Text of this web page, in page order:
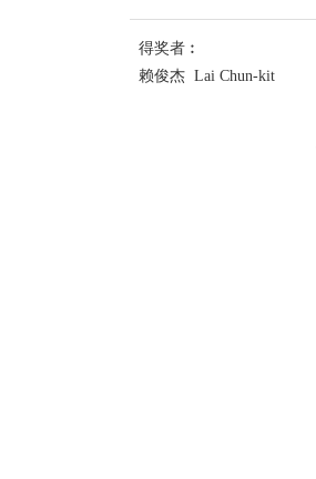
得奖者︰
赖俊杰 Lai Chun-kit